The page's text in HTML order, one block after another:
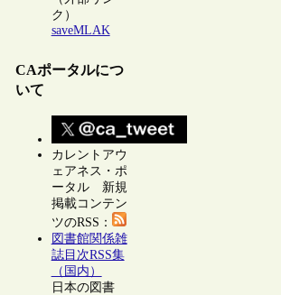
ク）
saveMLAK
CAポータルにつ
いて
カレントアウ
ェアネス・ポ
ータル 新規
掲載コンテン
ツのRSS：
図書館関係雑
誌目次RSS集
（国内）
日本の図書